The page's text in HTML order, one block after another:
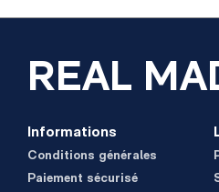
REAL
Informations
Conditions générales
Paiement sécurisé